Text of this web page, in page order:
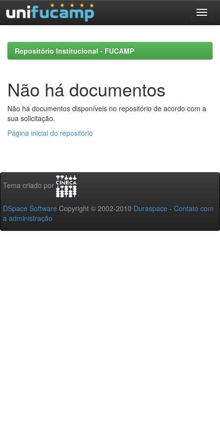
navigationRepositório Institucional - FUCAMP
Não há documentos
Não há documentos disponíveis no repositório de acordo com a
sua solicitação.
Página inicial do repositório
Tema criado por
DSpace Software Copyright © 2002-2010 Duraspace - Contato com
a administração